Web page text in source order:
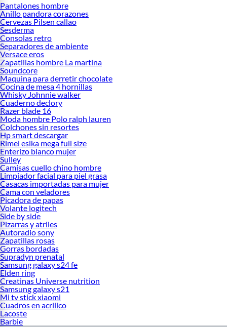
Carpa inflable
Carpas armables
Carpas plegables
Carpa klimber 4 personas
Carpas impermeables
Carpa 4 estaciones
Carpas de lona
Carpa para 8 personas
Carpas para niños
Carpas para playa
Carpas para acampar 4 personas
Carpas para niñas
Carpas para negocio
Carpas tipi
Carpas camping alta montaña
Próximos eventos:
Pantalones hombre
Anillo pandora corazones
Cervezas Pilsen callao
Sesderma
Consolas retro
Separadores de ambiente
Versace eros
Zapatillas hombre La martina
Soundcore
Maquina para derretir chocolate
Cocina de mesa 4 hornillas
Whisky Johnnie walker
Cuaderno declory
Razer blade 16
Moda hombre Polo ralph lauren
Colchones sin resortes
Hp smart descargar
Rimel esika mega full size
Enterizo blanco mujer
Sulley
Camisas cuello chino hombre
Limpiador facial para piel grasa
Casacas importadas para mujer
Cama con veladores
Picadora de papas
Volante logitech
Side by side
Pizarras y atriles
Autoradio sony
Zapatillas rosas
Gorras bordadas
Supradyn prenatal
Samsung galaxy s24 fe
Elden ring
Creatinas Universe nutrition
Samsung galaxy s21
Mi tv stick xiaomi
Cuadros en acrilico
Lacoste
Barbie